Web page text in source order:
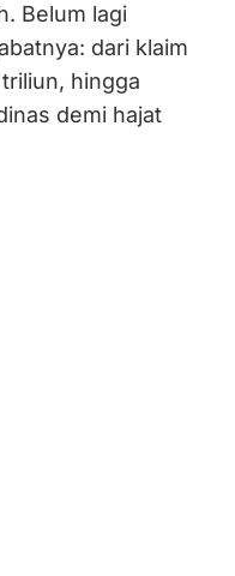
Belum lagi
dari klaim
hingga
demi hajat